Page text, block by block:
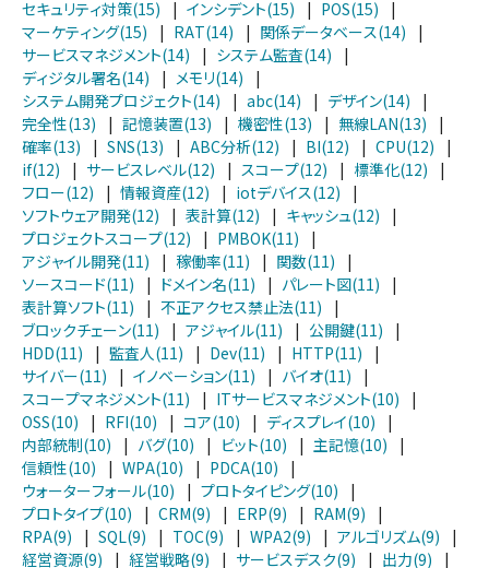
セキュリティ対策(15) | インシデント(15) | POS(15)
|
マーケティング(15)
| RAT(14) | 関係データベース(14)
|
サービスマネジメント(14)
| システム監査(14)
|
ディジタル署名(14)
| メモリ(14)
|
システム開発プロジェクト(14)
| abc(14) | デザイン(14)
|
完全性(13)
| 記憶装置(13) | 機密性(13) | 無線LAN(13)
|
確率(13)
| SNS(13) | ABC分析(12) | BI(12) | CPU(12)
|
if(12)
| サービスレベル(12) | スコープ(12) | 標準化(12)
|
フロー(12)
| 情報資産(12) | iotデバイス(12)
|
ソフトウェア開発(12)
| 表計算(12) | キャッシュ(12)
|
プロジェクトスコープ(12)
| PMBOK(11)
|
アジャイル開発(11)
| 稼働率(11) | 関数(11)
|
ソースコード(11)
| ドメイン名(11) | パレート図(11)
|
表計算ソフト(11)
| 不正アクセス禁止法(11)
|
ブロックチェーン(11)
| アジャイル(11) | 公開鍵(11)
|
HDD(11)
| 監査人(11) | Dev(11) | HTTP(11)
|
サイバー(11)
| イノベーション(11) | バイオ(11)
|
スコープマネジメント(11)
| ITサービスマネジメント(10)
|
OSS(10)
| RFI(10) | コア(10) | ディスプレイ(10)
|
内部統制(10)
| バグ(10) | ビット(10) | 主記憶(10)
|
信頼性(10)
| WPA(10) | PDCA(10)
|
ウォーターフォール(10)
| プロトタイピング(10)
|
プロトタイプ(10)
| CRM(9) | ERP(9) | RAM(9)
|
RPA(9)
| SQL(9) | TOC(9) | WPA2(9) | アルゴリズム(9)
|
経営資源(9)
| 経営戦略(9) | サービスデスク(9) | 出力(9)
|